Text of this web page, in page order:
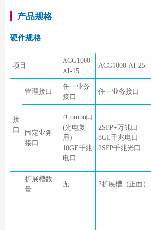
产品规格
硬件规格
项目
ACG1000-
AI-15
ACG1000-AI-25
接
口
管理接口
任一业务
接口
任一业务接口
固定业务
接口
4Combo口
(光电复
用）
10GE千兆
电口
2SFP+万兆口
8GE千兆电口
2SFP千兆光口
扩展槽数
量
无 2扩展槽（正面）